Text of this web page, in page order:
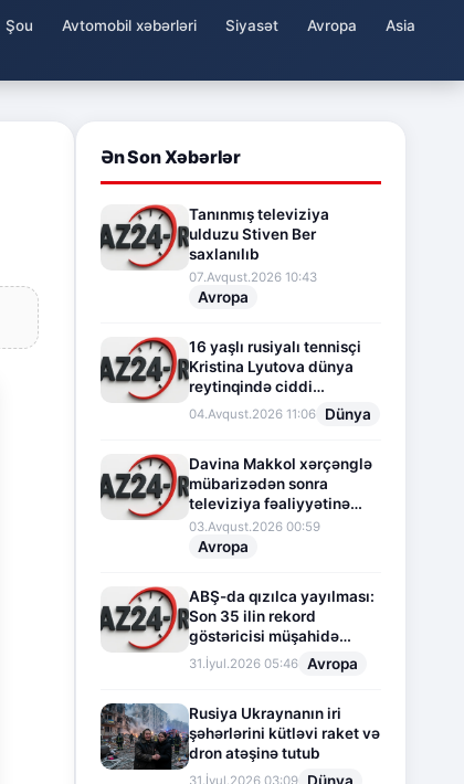
Şou Avtomobil xəbərləri Siyasət Avropa
Asia
Ən Son Xəbərlər
Tanınmış televiziya
ulduzu Stiven Ber
saxlanılıb
07.Avqust.2026 10:43
Avropa
16 yaşlı rusiyalı tennisçi
Kristina Lyutova dünya
reytinqində ciddi
irəliləyişə imza atdı
04.Avqust.2026 11:06 Dünya
Davina Makkol xərçənglə
mübarizədən sonra
televiziya fəaliyyətinə
fasilə verir
03.Avqust.2026 00:59
Avropa
ABŞ-da qızılca yayılması:
Son 35 ilin rekord
göstəricisi müşahidə
olunur
31.İyul.2026 05:46 Avropa
Rusiya Ukraynanın iri
şəhərlərini kütləvi raket və
dron atəşinə tutub
31.İyul.2026 03:09